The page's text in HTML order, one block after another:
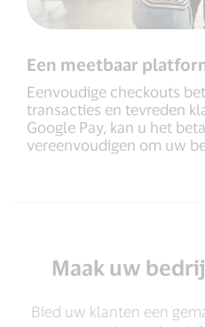
Een meetbaar
Eenvoudige checkouts
transacties en tevreden
Google Pay, kan u het
vereenvoudigen om uw
Maak uw
Bied uw klanten een